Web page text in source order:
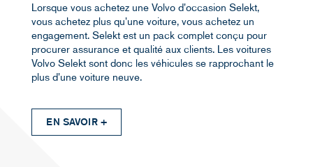
Lorsque vous achetez une Volvo d'occasion Selekt,
vous achetez plus qu'une voiture, vous achetez un
engagement. Selekt est un pack complet conçu pour
procurer assurance et qualité aux clients. Les voitures
Volvo Selekt sont donc les véhicules se rapprochant le
plus d'une voiture neuve.
Lorsque vous achetez une Volvo d'occasion Selekt,
EN SAVOIR +